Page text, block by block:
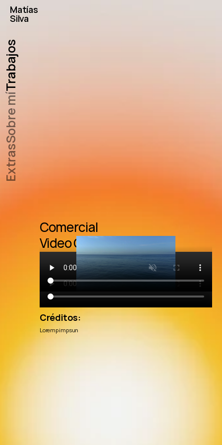
Video Caso
Comercial
Créditos:
Loremp impsun
Matías
Silva
Extras
Sobre mí
Trabajos